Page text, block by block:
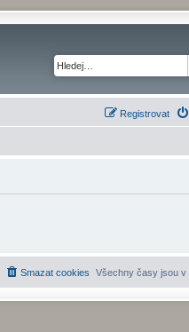
Registrovat
Všechny časy jsou v
Smazat cookies